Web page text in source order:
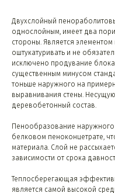
Двухслойный
однослойным, имеет два
стороны. Является
оштукатуривать и не
исключено продувание
существенным минусом
тоньше наружного на
выравнивания стены.
деревобетонный состав.
Пенообразование наружного
белковом пеноконцетрате,
материала. Слой не
зависимости от срока
Теплосберегающая
является самой высокой